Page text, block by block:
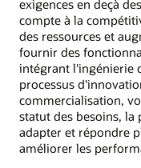
exigences en deçà
compte à la
des ressources et
fournir des
intégrant l'ingénierie
processus
commercialisation,
statut des besoins,
adapter et répondre
améliorer les